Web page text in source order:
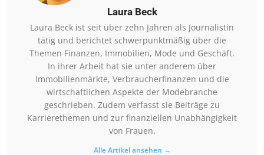
Laura Beck
Laura Beck ist seit über zehn Jahren als Journalistin
tätig und berichtet schwerpunktmäßig über die
Themen Finanzen, Immobilien, Mode und Geschäft.
In ihrer Arbeit hat sie unter anderem über
Immobilienmärkte, Verbraucherfinanzen und die
wirtschaftlichen Aspekte der Modebranche
geschrieben. Zudem verfasst sie Beiträge zu
Karrierethemen und zur finanziellen Unabhängigkeit
von Frauen.
Alle Artikel ansehen →